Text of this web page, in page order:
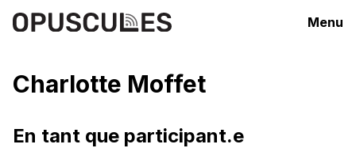
Menu
Charlotte Moffet
En tant que participant.e